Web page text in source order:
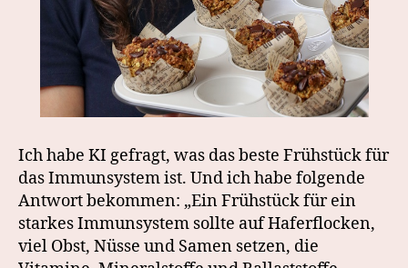
Ich habe KI gefragt, was das beste Frühstück für
das Immunsystem ist. Und ich habe folgende
Antwort bekommen: „Ein Frühstück für ein
starkes Immunsystem sollte auf Haferflocken,
viel Obst, Nüsse und Samen setzen, die